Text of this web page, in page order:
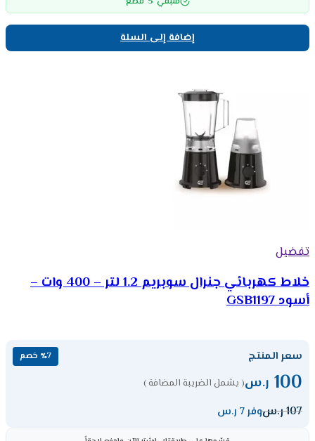
إضافة إلى السلة
تفضيل
خلاط كهربائي جنرال سوبريم 1.2 لتر – 400 وات –
أسود GSB1197
سعر المنتج ٪7 خصم
100 ر.س( يشمل الضريبة المضافة )
107ر.سوفر 7 ر.س